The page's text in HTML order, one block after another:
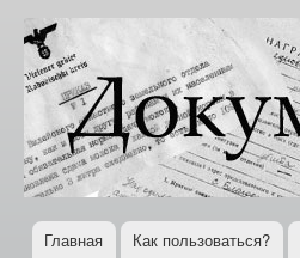
Документы
XX века
Всемирная
история в
Интернете
Главное меню
Главная Как пользоваться?